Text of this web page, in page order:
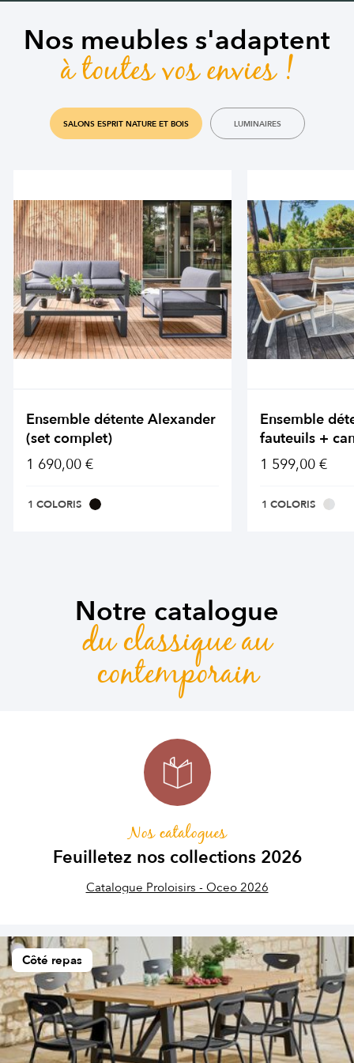
Nos meubles s'adaptent
à toutes vos envies !
SALONS ESPRIT NATURE ET BOIS LUMINAIRES
Ensemble détente Alexander
(set complet)
1 690,00 €
1 COLORIS
Ensemble
fauteuils +
1 599,00 €
1 COLORIS
Notre catalogue
du classique au
contemporain
Nos catalogues
Feuilletez nos collections 2026
Catalogue Proloisirs - Oceo 2026
Côté repas